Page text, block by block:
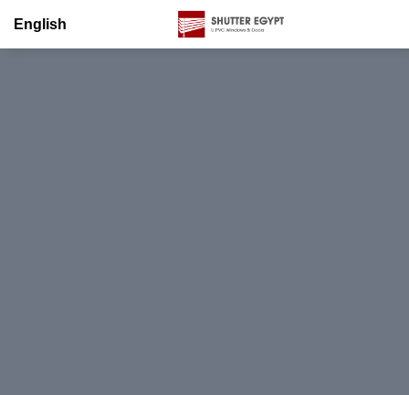
English